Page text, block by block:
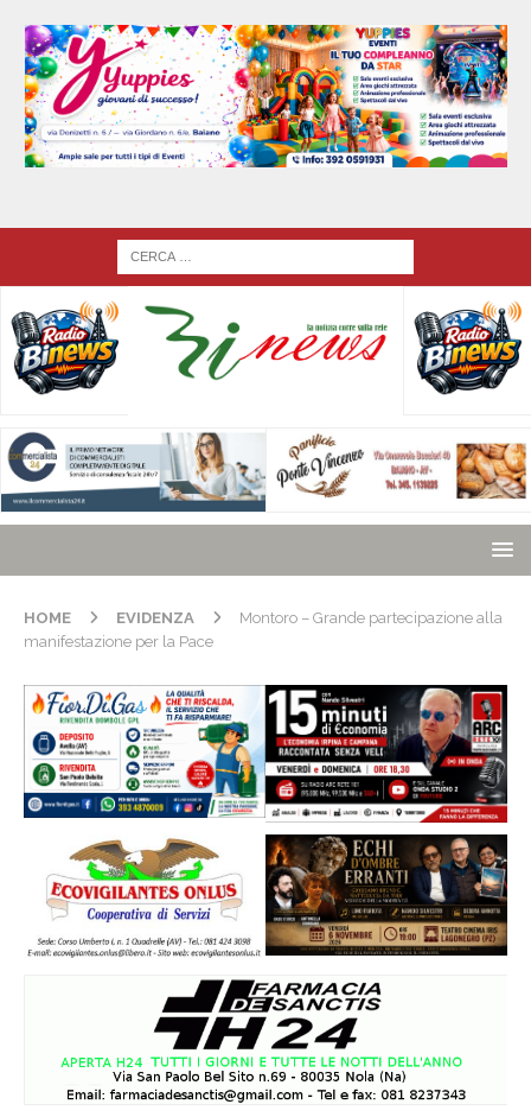
HOME EVIDENZA
Montoro – Grande partecipazione alla
manifestazione per la Pace